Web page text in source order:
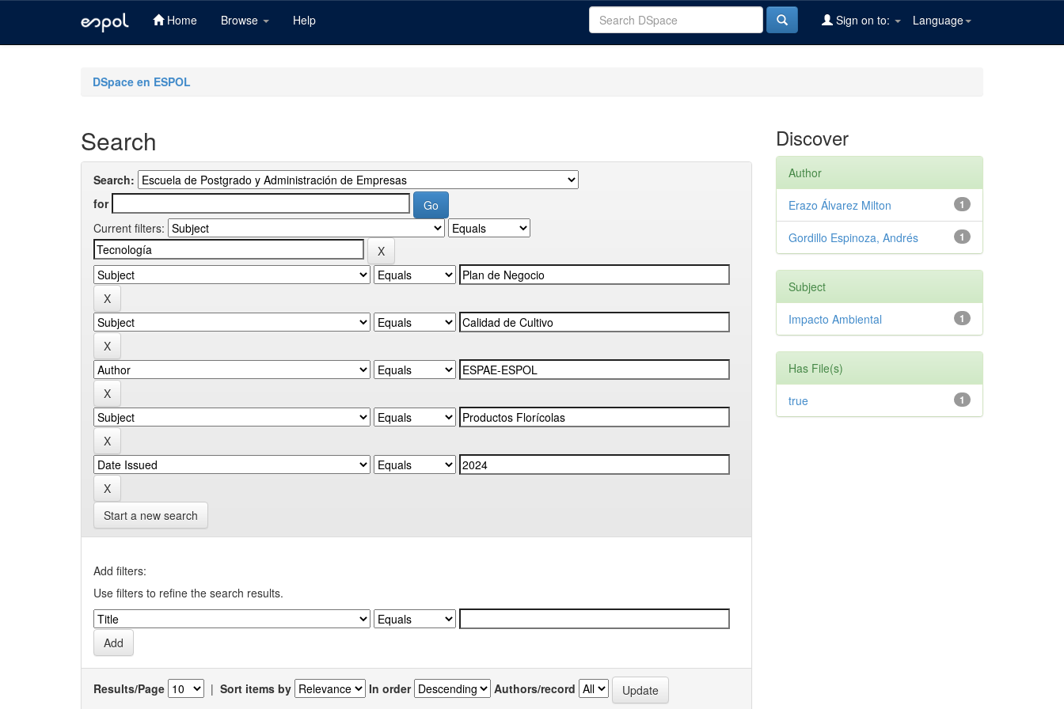
Home Browse Help Language
Sign on to:
DSpace en ESPOL
Search
Search:
for
Current filters:
Start a new search
Add filters:
Use filters to refine the search results.
Results/Page | Sort items by In order Authors/record
Discover
Author
1
Erazo Álvarez Milton
1
Gordillo Espinoza, Andrés
Subject
1
Impacto Ambiental
Has File(s)
1
true